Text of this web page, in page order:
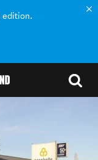
edition.